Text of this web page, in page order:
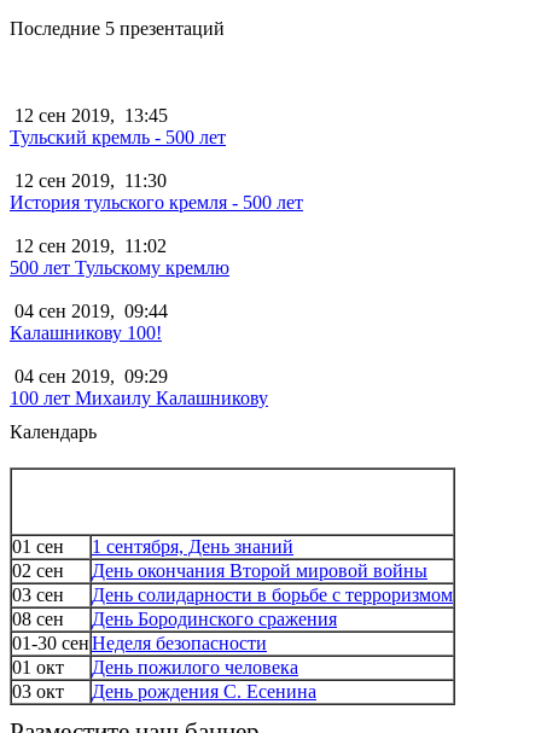
Последние 5 презентаций
12 сен 2019, 13:45
Тульский кремль - 500 лет
12 сен 2019, 11:30
История тульского кремля - 500 лет
12 сен 2019, 11:02
500 лет Тульскому кремлю
04 сен 2019, 09:44
Калашникову 100!
04 сен 2019, 09:29
100 лет Михаилу Калашникову
Календарь
01 сен
1 сентября, День знаний
02 сен
День окончания Второй мировой войны
03 сен
День солидарности в борьбе с терроризмом
08 сен
День Бородинского сражения
01-30 сенНеделя безопасности
01 окт
День пожилого человека
03 окт
День рождения С. Есенина